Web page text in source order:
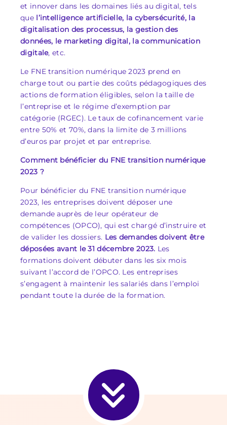
et innover dans les domaines liés au digital, tels
que l’intelligence artificielle, la cybersécurité, la
digitalisation des processus, la gestion des
données, le marketing digital, la communication
digitale, etc.
Le FNE transition numérique 2023 prend en
charge tout ou partie des coûts pédagogiques des
actions de formation éligibles, selon la taille de
l’entreprise et le régime d’exemption par
catégorie (RGEC). Le taux de cofinancement varie
entre 50% et 70%, dans la limite de 3 millions
d’euros par projet et par entreprise.
Comment bénéficier du FNE transition numérique
2023 ?
Pour bénéficier du FNE transition numérique
2023, les entreprises doivent déposer une
demande auprès de leur opérateur de
compétences (OPCO), qui est chargé d’instruire et
de valider les dossiers. Les demandes doivent être
déposées avant le 31 décembre 2023. Les
formations doivent débuter dans les six mois
suivant l’accord de l’OPCO. Les entreprises
s’engagent à maintenir les salariés dans l’emploi
pendant toute la durée de la formation.